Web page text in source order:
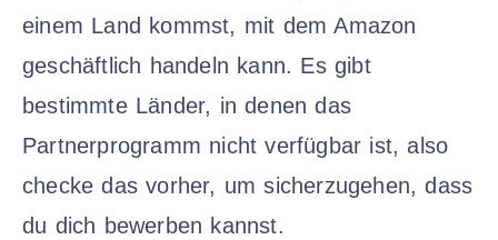
einem Land kommst, mit dem Amazon
geschäftlich handeln kann. Es gibt
bestimmte Länder, in denen das
Partnerprogramm nicht verfügbar ist, also
checke das vorher, um sicherzugehen, dass
du dich bewerben kannst.